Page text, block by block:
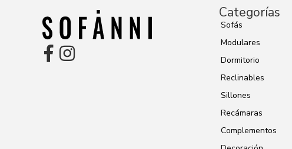
Categorías
Sofás
Modulares
Dormitorio
Reclinables
Sillones
Recámaras
Complementos